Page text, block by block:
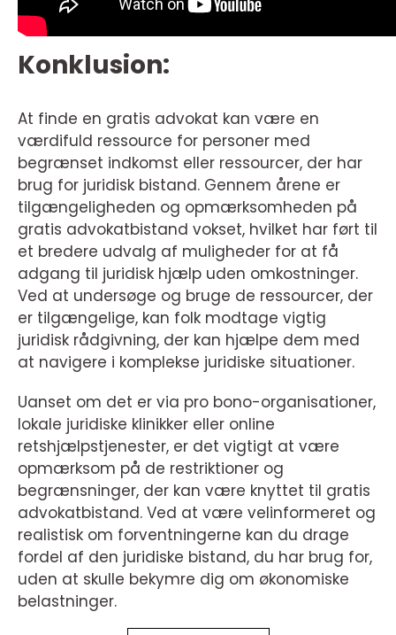
Konklusion:
At finde en gratis advokat kan være en
værdifuld ressource for personer med
begrænset indkomst eller ressourcer, der har
brug for juridisk bistand. Gennem årene er
tilgængeligheden og opmærksomheden på
gratis advokatbistand vokset, hvilket har ført til
et bredere udvalg af muligheder for at få
adgang til juridisk hjælp uden omkostninger.
Ved at undersøge og bruge de ressourcer, der
er tilgængelige, kan folk modtage vigtig
juridisk rådgivning, der kan hjælpe dem med
at navigere i komplekse juridiske situationer.
Uanset om det er via pro bono-organisationer,
lokale juridiske klinikker eller online
retshjælpstjenester, er det vigtigt at være
opmærksom på de restriktioner og
begrænsninger, der kan være knyttet til gratis
advokatbistand. Ved at være velinformeret og
realistisk om forventningerne kan du drage
fordel af den juridiske bistand, du har brug for,
uden at skulle bekymre dig om økonomiske
belastninger.